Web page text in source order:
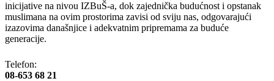
inicijative na nivou IZBuŠ-a, dok zajednička budućnost i opstanak
muslimana na ovim prostorima zavisi od sviju nas, odgovarajući
izazovima današnjice i adekvatnim pripremama za buduće
generacije.
Telefon:
08-653 68 21